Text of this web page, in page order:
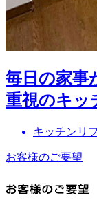
毎日の家事
重視のキッ
キッチンリ
お客様のご要望